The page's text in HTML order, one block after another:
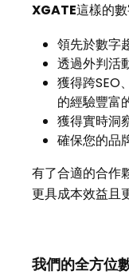
XGATE這樣的
領先於數字
透過外判活
獲得跨SEO
的經驗豐富
獲得實時洞
確保您的品
有了合適的合作
更具成本效益且
我們的全方位